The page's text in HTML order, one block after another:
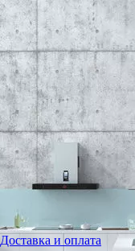
Доставка и оплата